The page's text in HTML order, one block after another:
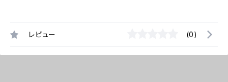
レビュー (0)